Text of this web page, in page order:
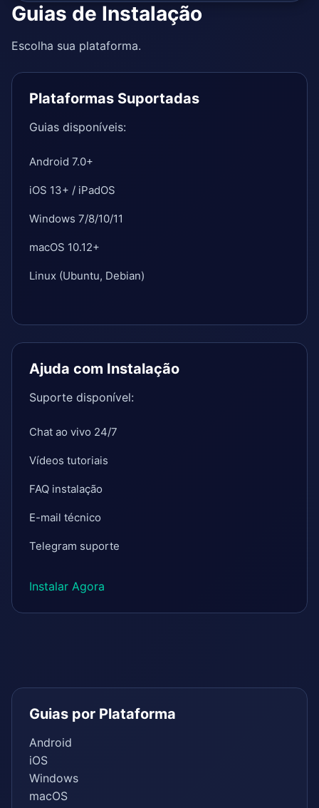
Guias de Instalação
Escolha sua plataforma.
Plataformas Suportadas
Guias disponíveis:
Android 7.0+
iOS 13+ / iPadOS
Windows 7/8/10/11
macOS 10.12+
Linux (Ubuntu, Debian)
Ajuda com Instalação
Suporte disponível:
Chat ao vivo 24/7
Vídeos tutoriais
FAQ instalação
E-mail técnico
Telegram suporte
Instalar Agora
Guias por Plataforma
Android
iOS
Windows
macOS